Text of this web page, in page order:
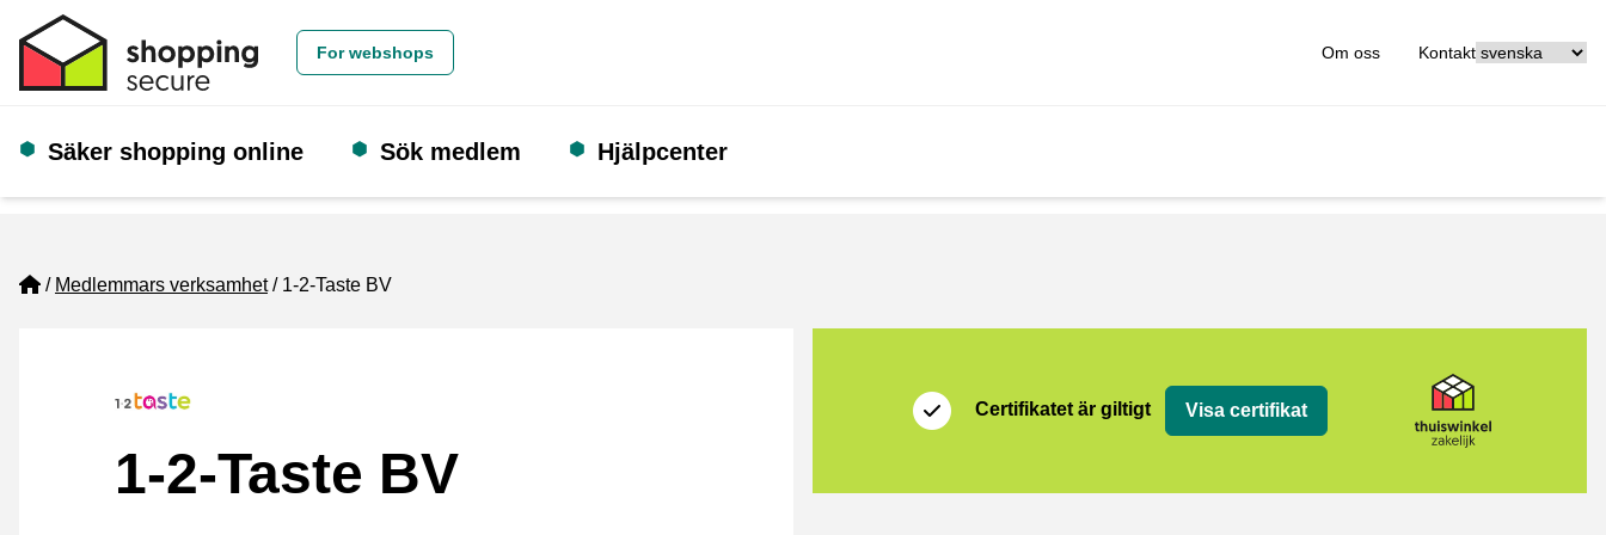
For webshops Om oss Kontakt
Säker shopping online Sök medlem Hjälpcenter
Home
Medlemmars verksamhet 1-2-Taste BV
1-2-Taste BV
Certifikatet är giltigt Visa certifikat